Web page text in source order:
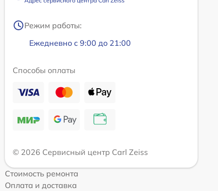
Режим работы:
Ежедневно с 9:00 до 21:00
Способы оплаты
© 2026 Сервисный центр Carl Zeiss
Стоимость ремонта
Оплата и доставка